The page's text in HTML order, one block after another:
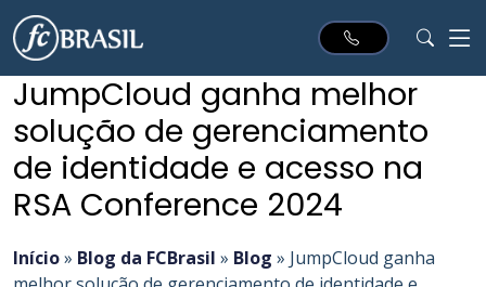
JumpCloud ganha melhor
solução de gerenciamento
de identidade e acesso na
RSA Conference 2024
Início» Blog da FCBrasil » Blog » JumpCloud ganha